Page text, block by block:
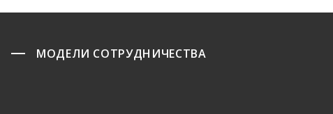
МОДЕЛИ СОТРУДНИЧЕСТВА